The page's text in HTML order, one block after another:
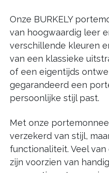
Onze BURKELY
van hoogwaardig leer
verschillende kleuren
van een klassieke
of een eigentijds
gegarandeerd een
persoonlijke stijl past.
Met onze
verzekerd van stijl,
functionaliteit. Veel
zijn voorzien van